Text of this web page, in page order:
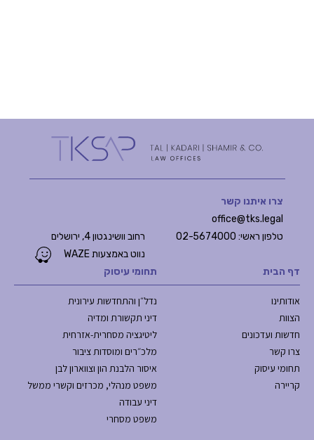
דף הבית
אודותינו
הצוות
חדשות ועדכונים
צרו קשר
תחומי עיסוק
קריירה
תחומי עיסוק
נדל״ן והתחדשות עירונית
דיני תקשורת ומדיה
ליטיגציה מסחרית-אזרחית
מלכ״רים ומוסדות ציבור
איסור הלבנת הון וצווארון לבן
משפט מנהלי, מכרזים וקשרי ממשל
דיני עבודה
משפט מסחרי
צרו איתנו קשר
office@tks.legal
טלפון ראשי: 02-5674000
רחוב וושינגטון 4, ירושלים
נווט באמצעות WAZE